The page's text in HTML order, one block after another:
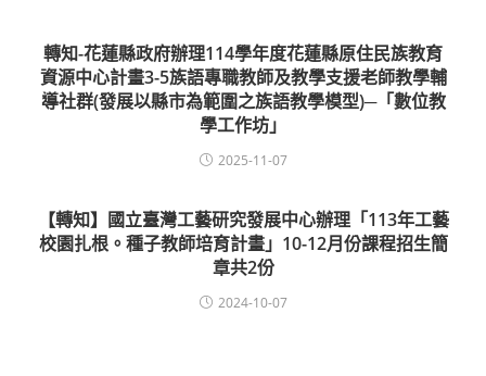
轉知-花蓮縣政府辦理114學年度花蓮縣原住民族教育
資源中心計畫3-5族語專職教師及教學支援老師教學輔
導社群(發展以縣市為範圍之族語教學模型)─「數位教
學工作坊」
2025-11-07
【轉知】國立臺灣工藝研究發展中心辦理「113年工藝
校園扎根。種子教師培育計畫」10-12月份課程招生簡
章共2份
2024-10-07